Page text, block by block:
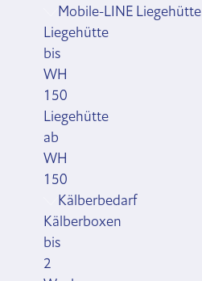
Mobile-LINE Liegehütte
Liegehütte
bis
WH
150
Liegehütte
ab
WH
150
Kälberbedarf
Kälberboxen
bis
2